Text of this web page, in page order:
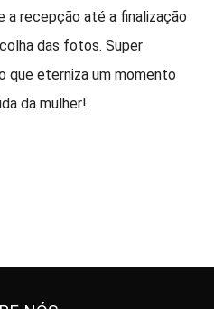
a recepção até a finalização
das fotos. Super
que eterniza um momento
da mulher!